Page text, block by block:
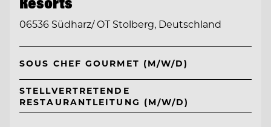
06536 Südharz/ OT Stolberg, Deutschland
SOUS CHEF GOURMET (M/W/D)
STELLVERTRETENDE
RESTAURANTLEITUNG (M/W/D)